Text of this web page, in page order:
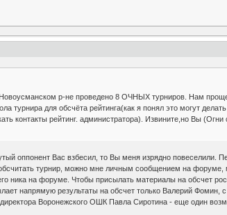
р-не проведено 8 ОЧНЫХ турниров. Нам
турнира для обсчёта рейтинга(как я понял это могут
контакты рейтинг. администратора). Извините,но Вы
оппонент Вас взбесил, то Вы меня изрядно повеселили.
турнир, можно мне личным сообщением на
ника на форуме. Чтобы присылать материалы на обсчет
напрямую результаты на обсчет только Валерий
Воронежского ОШК Павла Сиротина - еще один